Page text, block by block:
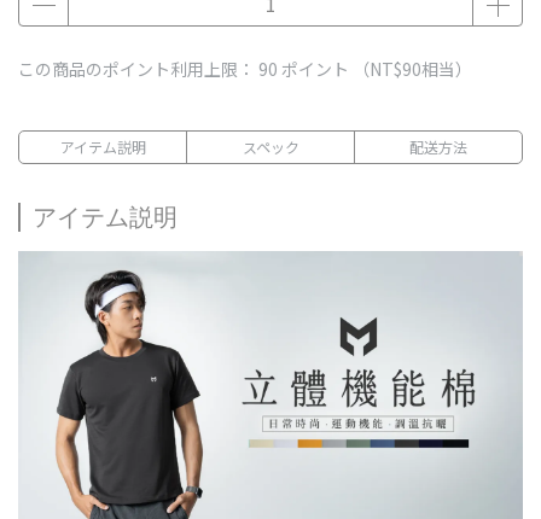
この商品のポイント利用上限： 90 ポイント （NT$90相当）
アイテム説明 スペック 配送方法
アイテム説明